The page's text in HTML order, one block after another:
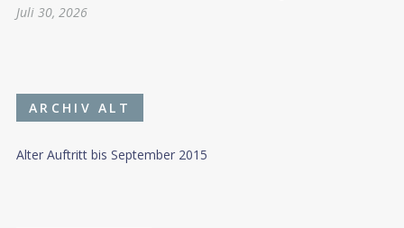
Juli 30, 2026
ARCHIV ALT
Alter Auftritt bis September 2015